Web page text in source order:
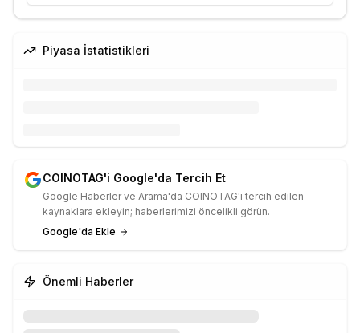
Piyasa İstatistikleri
COINOTAG'i Google'da Tercih Et
Google Haberler ve Arama'da COINOTAG'i tercih edilen
kaynaklara ekleyin; haberlerimizi öncelikli görün.
Google'da Ekle
Önemli Haberler